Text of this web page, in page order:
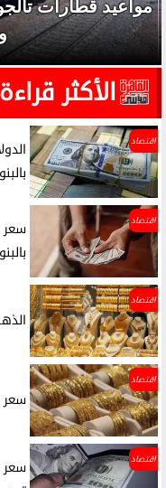
مواعيد قطارات
الأكثر قراءة
اقتصاد
اقتصاد
سعر
اقتصاد
اقتصاد
سعر
اقتصاد
سعر